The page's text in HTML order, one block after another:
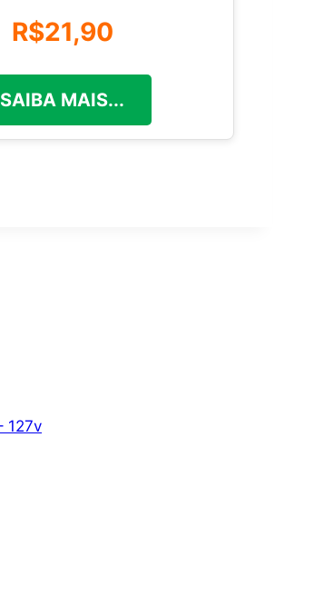
R$21,90
SAIBA MAIS...
127v